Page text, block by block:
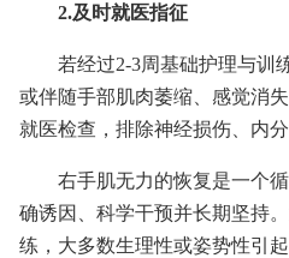
2.及时就医指征
若经过2-3周基础护理与训
或伴随手部肌肉萎缩、感觉消
就医检查，排除神经损伤、内
右手肌无力的恢复是一个
确诱因、科学干预并长期坚持
练，大多数生理性或姿势性引